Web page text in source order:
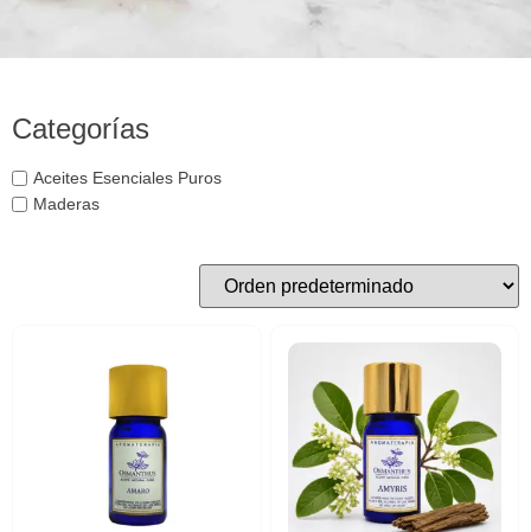
Categorías
Aceites Esenciales Puros
Maderas